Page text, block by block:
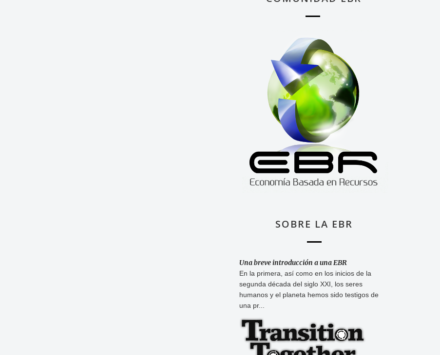
SOBRE LA EBR
Una breve introducción a una EBR
En la primera, así como en los inicios de la
segunda década del siglo XXI, los seres
humanos y el planeta hemos sido testigos de
una pr...